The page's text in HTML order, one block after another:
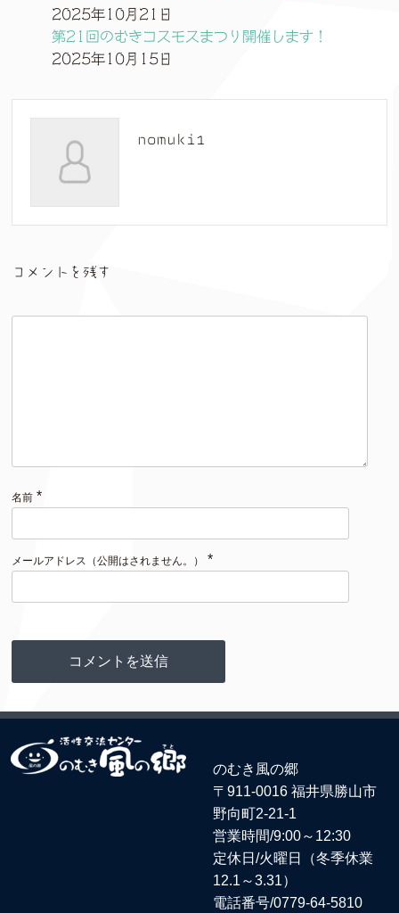
2025年10月21日
第21回のむきコスモスまつり開催します！
2025年10月15日
nomuki1
コメントを残す
名前 *
メールアドレス（公開はされません。） *
のむき風の郷
〒911-0016 福井県勝山市
野向町2-21-1
営業時間/9:00～12:30
定休日/火曜日（冬季休業
12.1～3.31）
電話番号/0779-64-5810